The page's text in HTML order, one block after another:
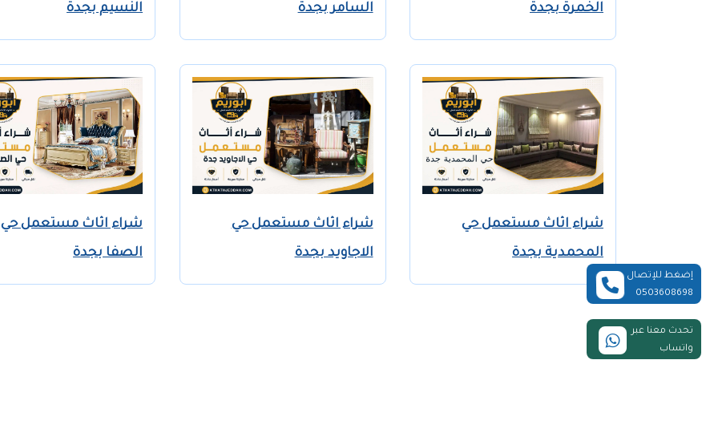
الخمرة بجدة
السامر بجدة
النسيم بجدة
شراء اثاث مستعمل حي
المحمدية بجدة
شراء اثاث مستعمل حي
الاجاويد بجدة
شراء اثاث مستعمل حي
الصفا بجدة
إضغط للإتصال
0503608698
تحدث معنا عبر
واتساب